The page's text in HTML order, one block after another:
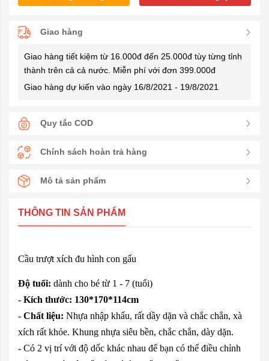
Giao hàng
Giao hàng tiết kiệm từ 16.000đ đến 25.000đ tùy từng tỉnh
thành trên cả cả nước. Miễn phí với đơn 399.000đ
Giao hàng dự kiến vào ngày 16/8/2021 - 19/8/2021
Quy tắc COD
Chính sách hoàn trả hàng
Mô tả sản phẩm
THÔNG TIN SẢN PHẨM
Cầu trượt xích đu hình con gấu
Độ tuổi: dành cho bé từ 1 - 7 (tuổi)
- Kích thước: 130*170*114cm
- Chất liệu: Nhựa nhập khẩu, rất dầy dặn và chắc chắn, xà
xích rất khỏe. Khung nhựa siêu bền, chắc chắn, dày dặn.
- Có 2 vị trí với độ dốc khác nhau để bạn có thể điều chỉnh